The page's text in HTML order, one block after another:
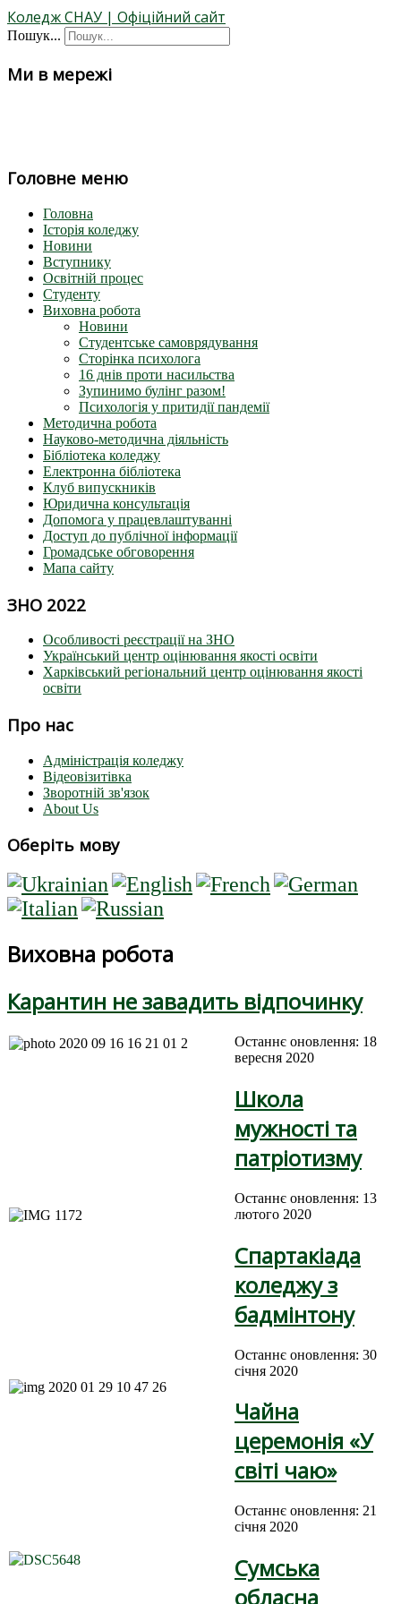
Коледж СНАУ | Офіційний сайт
Пошук...
Ми в мережі
Головне меню
Головна
Історія коледжу
Новини
Вступнику
Освітній процес
Студенту
Виховна робота
Новини
Студентське самоврядування
Сторінка психолога
16 днів проти насильства
Зупинимо булінг разом!
Психологія у притидії пандемії
Методична робота
Науково-методична діяльність
Бібліотека коледжу
Електронна бібліотека
Клуб випускників
Юридична консультація
Допомога у працевлаштуванні
Доступ до публічної інформації
Громадське обговорення
Мапа сайту
ЗНО 2022
Особливості реєстрації на ЗНО
Український центр оцінювання якості освіти
Харківський регіональний центр оцінювання якості
освіти
Про нас
Адміністрація коледжу
Відеовізитівка
Зворотній зв'язок
About Us
Оберіть мову
Виховна робота
Карантин не завадить відпочинку
Останнє оновлення: 18
вересня 2020
Школа
мужності та
патріотизму
Останнє оновлення: 13
лютого 2020
Спартакіада
коледжу з
бадмінтону
Останнє оновлення: 30
січня 2020
Чайна
церемонія «У
світі чаю»
Останнє оновлення: 21
січня 2020
Сумська
обласна